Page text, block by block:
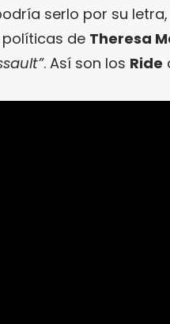
serlo por su
de Theresa
. Así son los Ride